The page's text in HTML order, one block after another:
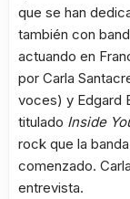
que se han
también con
actuando en
por Carla
voces) y Edgard
titulado Inside
rock que la
comenzado.
entrevista.